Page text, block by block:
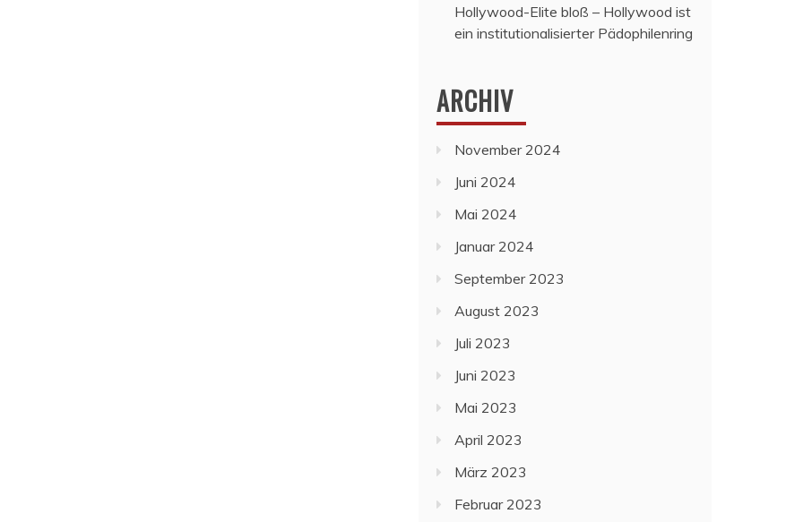
Hollywood-Elite bloß – Hollywood ist
ein institutionalisierter Pädophilenring
ARCHIV
November 2024
Juni 2024
Mai 2024
Januar 2024
September 2023
August 2023
Juli 2023
Juni 2023
Mai 2023
April 2023
März 2023
Februar 2023